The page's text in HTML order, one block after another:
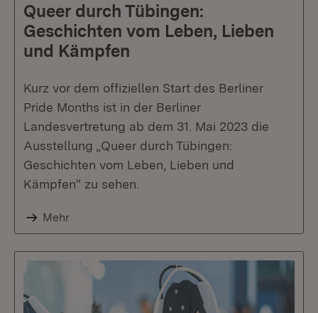
Queer durch Tübingen:
Geschichten vom Leben, Lieben
und Kämpfen
Kurz vor dem offiziellen Start des Berliner
Pride Months ist in der Berliner
Landesvertretung ab dem 31. Mai 2023 die
Ausstellung „Queer durch Tübingen:
Geschichten vom Leben, Lieben und
Kämpfen“ zu sehen.
Mehr